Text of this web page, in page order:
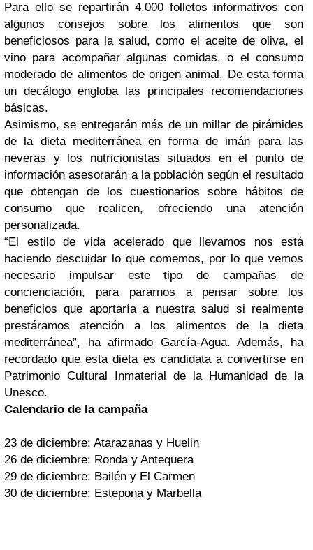
Para ello se repartirán 4.000 folletos informativos con
algunos consejos sobre los alimentos que son
beneficiosos para la salud, como el aceite de oliva, el
vino para acompañar algunas comidas, o el consumo
moderado de alimentos de origen animal. De esta forma
un decálogo engloba las principales recomendaciones
básicas.
Asimismo, se entregarán más de un millar de pirámides
de la dieta mediterránea en forma de imán para las
neveras y los nutricionistas situados en el punto de
información asesorarán a la población según el resultado
que obtengan de los cuestionarios sobre hábitos de
consumo que realicen, ofreciendo una atención
personalizada.
“El estilo de vida acelerado que llevamos nos está
haciendo descuidar lo que comemos, por lo que vemos
necesario impulsar este tipo de campañas de
concienciación, para pararnos a pensar sobre los
beneficios que aportaría a nuestra salud si realmente
prestáramos atención a los alimentos de la dieta
mediterránea”, ha afirmado García-Agua. Además, ha
recordado que esta dieta es candidata a convertirse en
Patrimonio Cultural Inmaterial de la Humanidad de la
Unesco.
Calendario de la campaña
23 de diciembre: Atarazanas y Huelin
26 de diciembre: Ronda y Antequera
29 de diciembre: Bailén y El Carmen
30 de diciembre: Estepona y Marbella